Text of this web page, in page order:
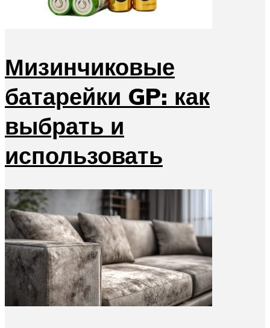
Мизинчиковые
батарейки GP: как
выбрать и
использовать